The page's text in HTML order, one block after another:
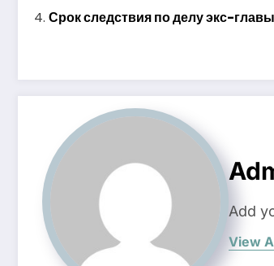
Срок следствия по делу экс-
Add
View